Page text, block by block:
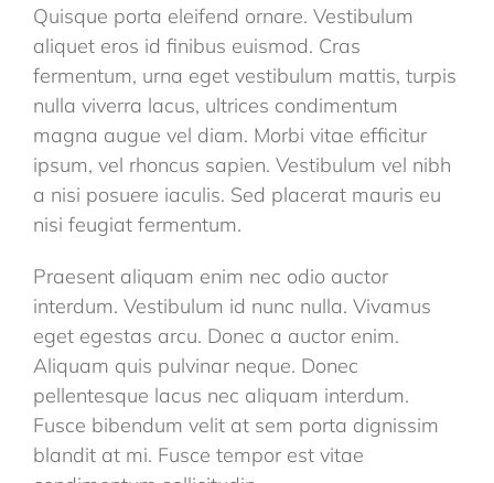
Quisque porta eleifend ornare. Vestibulum
aliquet eros id finibus euismod. Cras
fermentum, urna eget vestibulum mattis, turpis
nulla viverra lacus, ultrices condimentum
magna augue vel diam. Morbi vitae efficitur
ipsum, vel rhoncus sapien. Vestibulum vel nibh
a nisi posuere iaculis. Sed placerat mauris eu
nisi feugiat fermentum.
Praesent aliquam enim nec odio auctor
interdum. Vestibulum id nunc nulla. Vivamus
eget egestas arcu. Donec a auctor enim.
Aliquam quis pulvinar neque. Donec
pellentesque lacus nec aliquam interdum.
Fusce bibendum velit at sem porta dignissim
blandit at mi. Fusce tempor est vitae